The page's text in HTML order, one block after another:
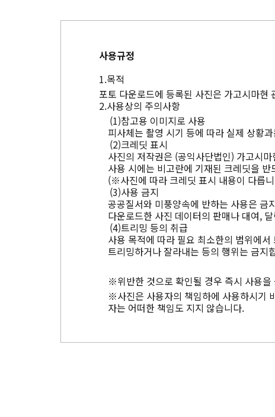
사용규정
목적
포토 다운로드에 등록된 사진은 가고시마
사용상의 주의사항
참고용 이미지로 사용
피사체는 촬영 시기 등에 따라 실제 상황
크레딧 표시
사진의 저작권은 (공익사단법인) 가고시
사용 시에는 비고란에 기재된 크레딧을
(※사진에 따라 크레딧 표시 내용이 다릅
사용 금지
공공질서와 미풍양속에 반하는 사용은 금
다운로드한 사진 데이터의 판매나 대여,
트리밍 등의 취급
사용 목적에 따라 필요 최소한의 범위에
트리밍하거나 잘라내는 등의 행위는 금지
※위반한 것으로 확인될 경우 즉시 사용
※사진은 사용자의 책임하에 사용하시기
자는 어떠한 책임도 지지 않습니다.